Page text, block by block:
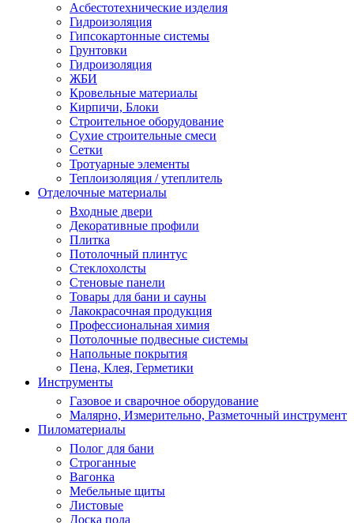
Асбестотехнические изделия
Гидроизоляция
Гипсокартонные системы
Грунтовки
Гидроизоляция
ЖБИ
Кровельные материалы
Кирпичи, Блоки
Строительное оборудование
Сухие строительные смеси
Сетки
Тротуарные элементы
Теплоизоляция / утеплитель
Отделочные материалы
Входные двери
Декоративные профили
Плитка
Потолочный плинтус
Стеклохолсты
Стеновые панели
Товары для бани и сауны
Лакокрасочная продукция
Профессиональная химия
Потолочные подвесные системы
Напольные покрытия
Пена, Клея, Герметики
Инструменты
Газовое и сварочное оборудование
Малярно, Измерительно, Разметочный инструмент
Пиломатериалы
Полог для бани
Строганные
Вагонка
Мебельные щиты
Листовые
Доска пола